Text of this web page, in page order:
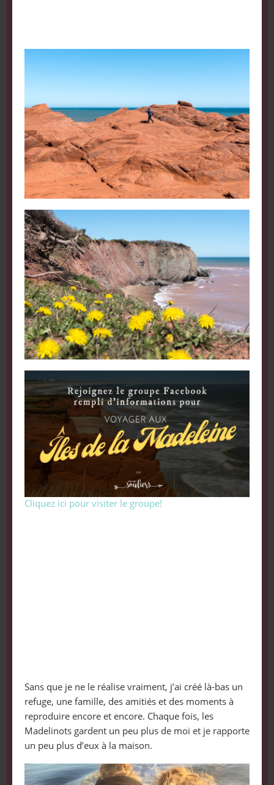
Cliquez ici pour visiter le groupe!
Sans que je ne le réalise vraiment, j’ai créé là-bas un
refuge, une famille, des amitiés et des moments à
reproduire encore et encore. Chaque fois, les
Madelinots gardent un peu plus de moi et je rapporte
un peu plus d’eux à la maison.